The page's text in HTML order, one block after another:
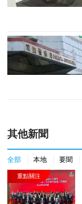
其他新聞
全部 本地 要聞